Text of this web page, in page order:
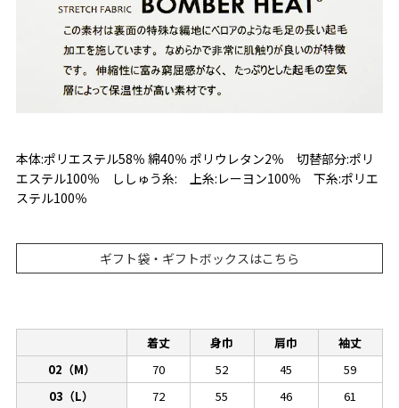
本体:ポリエステル58％ 綿40％ ポリウレタン2％ 切替部分:ポリ
エステル100％ ししゅう糸: 上糸:レーヨン100％ 下糸:ポリエ
ステル100％
ギフト袋・ギフトボックスはこちら
着丈 身巾 肩巾
袖丈
02（M）
70 52 45
59
03（L）
72 55 46
61